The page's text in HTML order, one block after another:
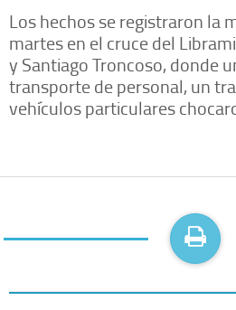
Los hechos se registraron la
martes en el cruce del
y Santiago Troncoso, donde
transporte de personal, un
vehículos particulares